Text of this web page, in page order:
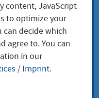
-
content, JavaScript
to optimize your
can decide which
agree to. You can
in our
/ Imprint.